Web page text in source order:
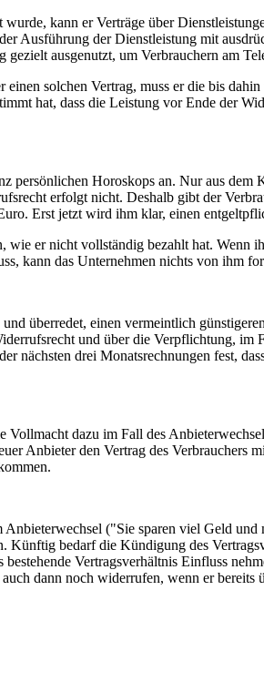
kann er Verträge über
Ausführung der Dienstleistung mit
ausgenutzt, um Verbrauchern am
solchen Vertrag, muss er die bis
hat, dass die Leistung vor Ende der
persönlichen Horoskops an. Nur aus
erfolgt nicht. Deshalb gibt der
Erst jetzt wird ihm klar, einen
er nicht vollständig bezahlt hat. Wenn
kann das Unternehmen nichts von ihm
überredet, einen vermeintlich
und über die Verpflichtung,
nächsten drei Monatsrechnungen fest,
dazu im Fall des
Anbieter den Vertrag des Verbrauchers
("Sie sparen viel Geld
bedarf die Kündigung des
Vertragsverhältnis Einfluss
dann noch widerrufen, wenn er bereits